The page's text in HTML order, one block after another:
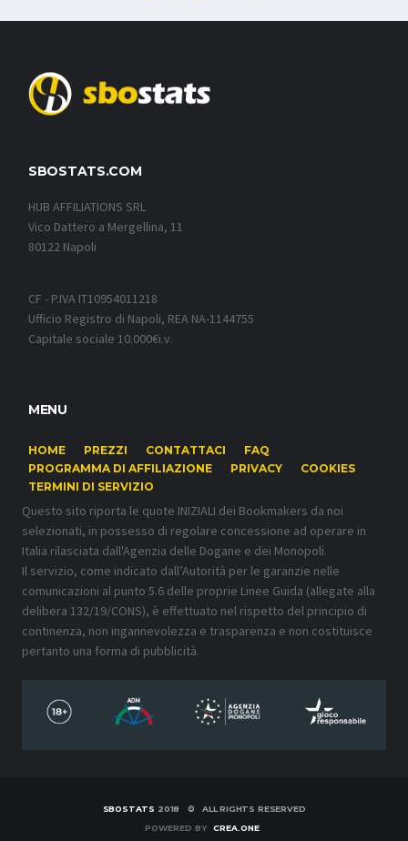
SBOSTATS.COM
HUB AFFILIATIONS SRL
Vico Dattero a Mergellina, 11
80122 Napoli
CF - P.IVA IT10954011218
Ufficio Registro di Napoli, REA NA-1144755
Capitale sociale 10.000€i.v.
MENU
HOME PREZZI CONTATTACI
FAQ
PROGRAMMA DI AFFILIAZIONE
PRIVACY
COOKIES
TERMINI DI SERVIZIO
Questo sito riporta le quote INIZIALI dei Bookmakers da noi
selezionati, in possesso di regolare concessione ad operare in
Italia rilasciata dall'Agenzia delle Dogane e dei Monopoli.
Il servizio, come indicato dall’Autorità per le garanzie nelle
comunicazioni al punto 5.6 delle proprie Linee Guida (allegate alla
delibera 132/19/CONS), è effettuato nel rispetto del principio di
continenza, non ingannevolezza e trasparenza e non costituisce
pertanto una forma di pubblicità.
SBOSTATS 2018 © ALL RIGHTS RESERVED
POWERED BY
CREA.ONE